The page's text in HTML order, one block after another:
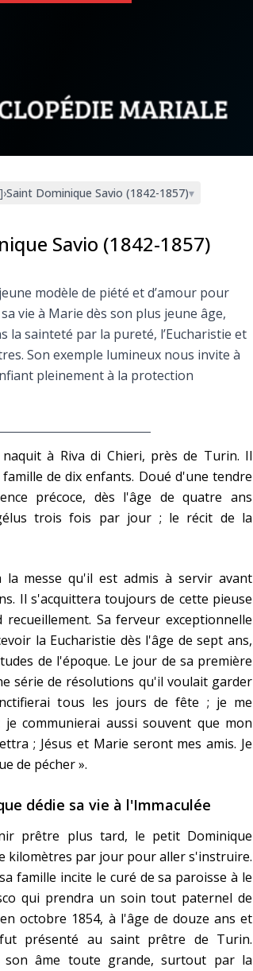
Facebook Infos légales
›Saint Dominique Savio (1842-1857)▾
Savio (1842-1857)
modèle de piété et d’amour pour
vie à Marie dès son plus jeune âge,
la sainteté par la pureté, l’Eucharistie et
Son exemple lumineux nous invite à
pleinement à la protection
à Riva di Chieri, près de Turin. Il
de dix enfants. Doué d'une tendre
précoce, dès l'âge de quatre ans
trois fois par jour ; le récit de la
la messe qu'il est admis à servir avant
Il s'acquittera toujours de cette pieuse
Sa ferveur exceptionnelle
la Eucharistie dès l'âge de sept ans,
de l'époque. Le jour de sa première
série de résolutions qu'il voulait garder
tous les jours de fête ; je me
communierai aussi souvent que mon
; Jésus et Marie seront mes amis. Je
de pécher ».
dédie sa vie à l'Immaculée
prêtre plus tard, le petit Dominique
kilomètres par jour pour aller s'instruire.
famille incite le curé de sa paroisse à le
qui prendra un soin tout paternel de
octobre 1854, à l'âge de douze ans et
présenté au saint prêtre de Turin.
son âme toute grande, surtout par la